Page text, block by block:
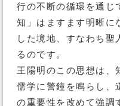
行の不断の循環を通じ
知」はますます明晰に
した境地、すなわち聖
るのです。
王陽明のこの思想は、
儒学に警鐘を鳴らし、
の重要性を改めて強調